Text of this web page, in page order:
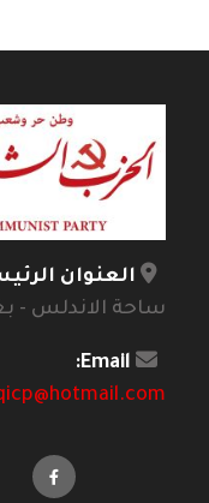
العنوان
ساحة الاندلس -
Email: